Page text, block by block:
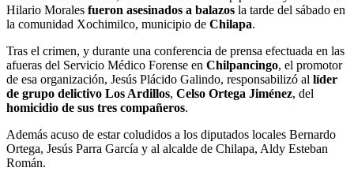
Hilario Morales fueron asesinados a balazos la tarde del sábado en
la comunidad Xochimilco, municipio de Chilapa.
Tras el crimen, y durante una conferencia de prensa efectuada en las
afueras del Servicio Médico Forense en Chilpancingo, el promotor
de esa organización, Jesús Plácido Galindo, responsabilizó al líder
de grupo delictivo Los Ardillos, Celso Ortega Jiménez, del
homicidio de sus tres compañeros.
Además acuso de estar coludidos a los diputados locales Bernardo
Ortega, Jesús Parra García y al alcalde de Chilapa, Aldy Esteban
Román.